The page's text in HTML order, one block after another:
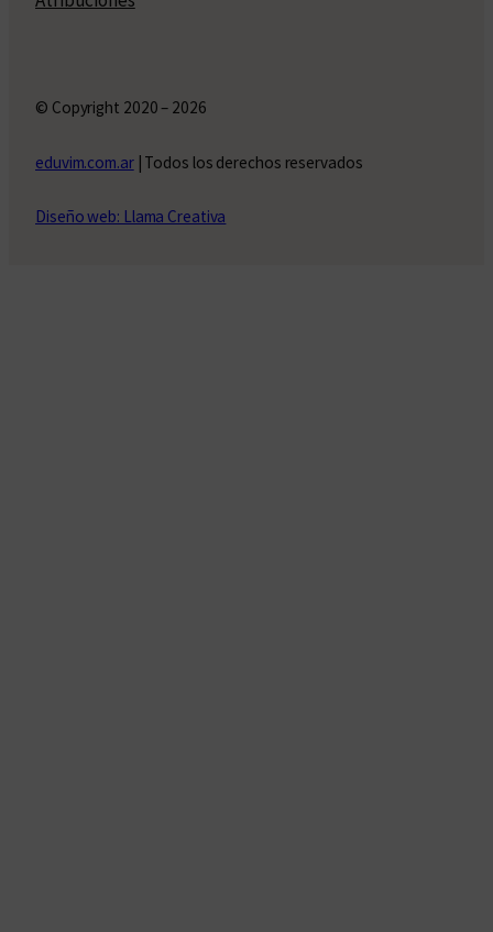
© Copyright 2020 – 2026
eduvim.com.ar| Todos los derechos reservados
Diseño web: Llama Creativa